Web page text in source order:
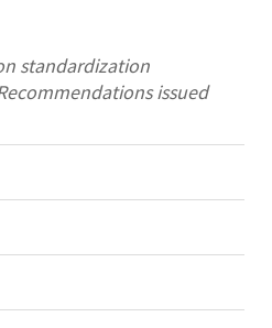
standardization
issued